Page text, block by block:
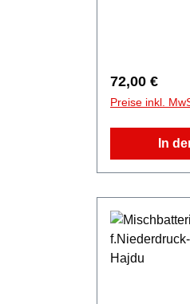
Regulärer
72,00 €
Preise inkl.
In